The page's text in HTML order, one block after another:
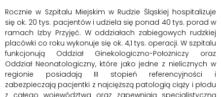
Rocznie w Szpitalu Miejskim w Rudzie Śląskiej hospitalizuje
się ok. 20 tys. pacjentów i udziela się ponad 40 tys. porad w
ramach Izby Przyjęć. W oddziałach zabiegowych rudzkiej
placówki co roku wykonuje się ok. 4,1 tys. operacji. W szpitalu
funkcjonują Oddział Ginekologiczno-Położniczy oraz
Oddział Neonatologiczny, które jako jedne z nielicznych w
regionie posiadają III stopień referencyjności i
zabezpieczają pacjentki z najcięższą patologią ciąży i płodu
z całego województwa oraz zapewniają specjalistyczną